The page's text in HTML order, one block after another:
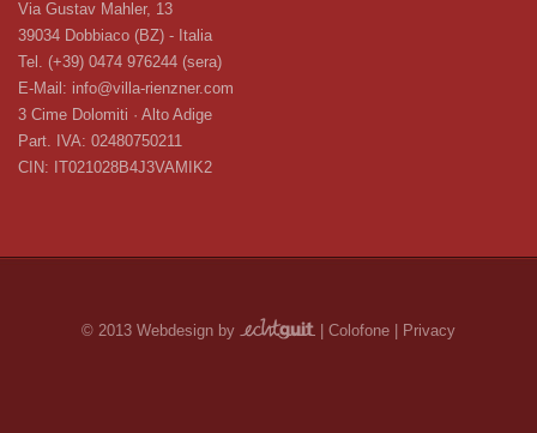
Via Gustav Mahler, 13
39034 Dobbiaco (BZ) - Italia
Tel. (+39) 0474 976244 (sera)
E-Mail: info@villa-rienzner.com
3 Cime Dolomiti · Alto Adige
Part. IVA: 02480750211
CIN: IT021028B4J3VAMIK2
© 2013 Webdesign by |Colofone Privacy